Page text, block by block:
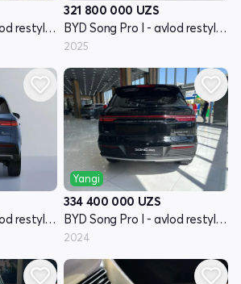
BYD Song Pro I - avlod restyling
321 800 000 UZS
BYD Song Pro I - avlod restyling
2025
BYD Song Pro I - avlod restyling
Yangi
334 400 000 UZS
BYD Song Pro I - avlod restyling
2024